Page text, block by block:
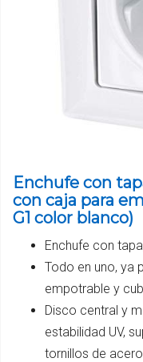
Enchufe con
con caja para
G1 color blanco)
Enchufe con
Todo en uno, ya
empotrable y
Disco central y
estabilidad UV,
tornillos de